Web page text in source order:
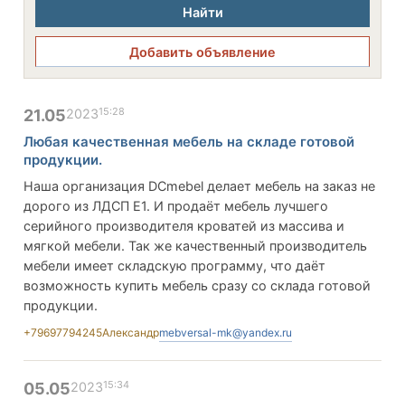
Найти
Добавить объявление
21.05202315:28
Любая качественная мебель на складе готовой
продукции.
Наша организация DCmebel делает мебель на заказ не
дорого из ЛДСП Е1. И продаёт мебель лучшего
серийного производителя кроватей из массива и
мягкой мебели. Так же качественный производитель
мебели имеет складскую программу, что даёт
возможность купить мебель сразу со склада готовой
продукции.
+79697794245Александрmebversal-mk@yandex.ru
05.05202315:34